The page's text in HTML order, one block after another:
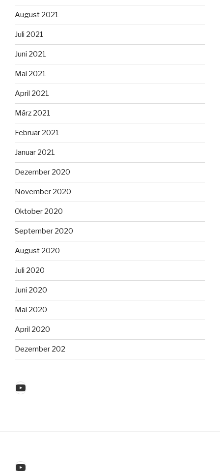
August 2021
Juli 2021
Juni 2021
Mai 2021
April 2021
März 2021
Februar 2021
Januar 2021
Dezember 2020
November 2020
Oktober 2020
September 2020
August 2020
Juli 2020
Juni 2020
Mai 2020
April 2020
Dezember 202
YouTube
YouTube